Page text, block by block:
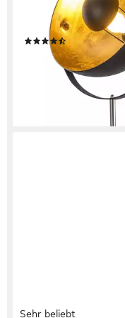
schwarz / goldfarben,
Ø 40 cm
(434)
89,99 € UVP 319,00 €
nur bis Dienstag
lieferbar - in 2-4
Sehr beliebt